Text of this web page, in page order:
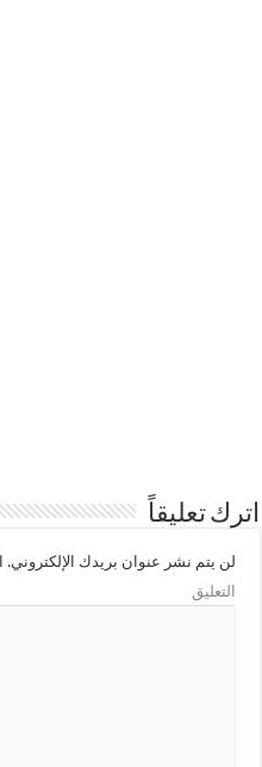
اترك تعليقاً
لن يتم نشر عنوان بريدك الإلكتروني.
التعليق